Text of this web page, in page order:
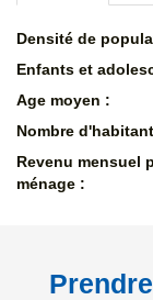
Densité de
Enfants et
Age moyen :
Nombre
Revenu mensuel
ménage :